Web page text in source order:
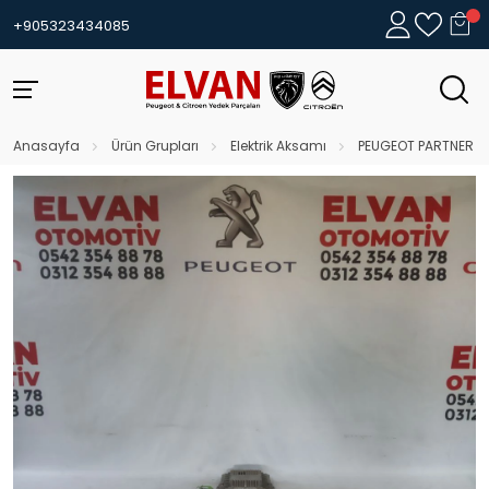
+905323434085
Anasayfa Ürün Grupları Elektrik Aksamı PEUGEOT PARTNER